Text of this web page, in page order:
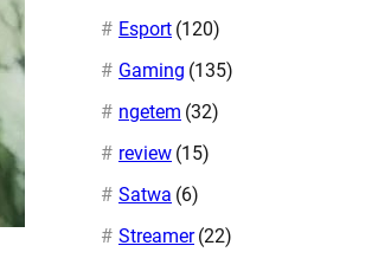
Esport (120)
Gaming (135)
ngetem (32)
review (15)
Satwa (6)
Streamer (22)